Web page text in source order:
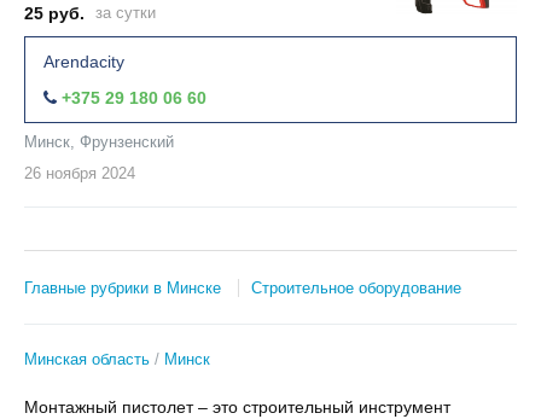
25 руб.
за сутки
Arendacity
+375 29 180 06 60
Минск, Фрунзенский
26 ноября 2024
Главные рубрики в Минске Строительное оборудование
Минская область Минск
Монтажный пистолет – это строительный инструмент